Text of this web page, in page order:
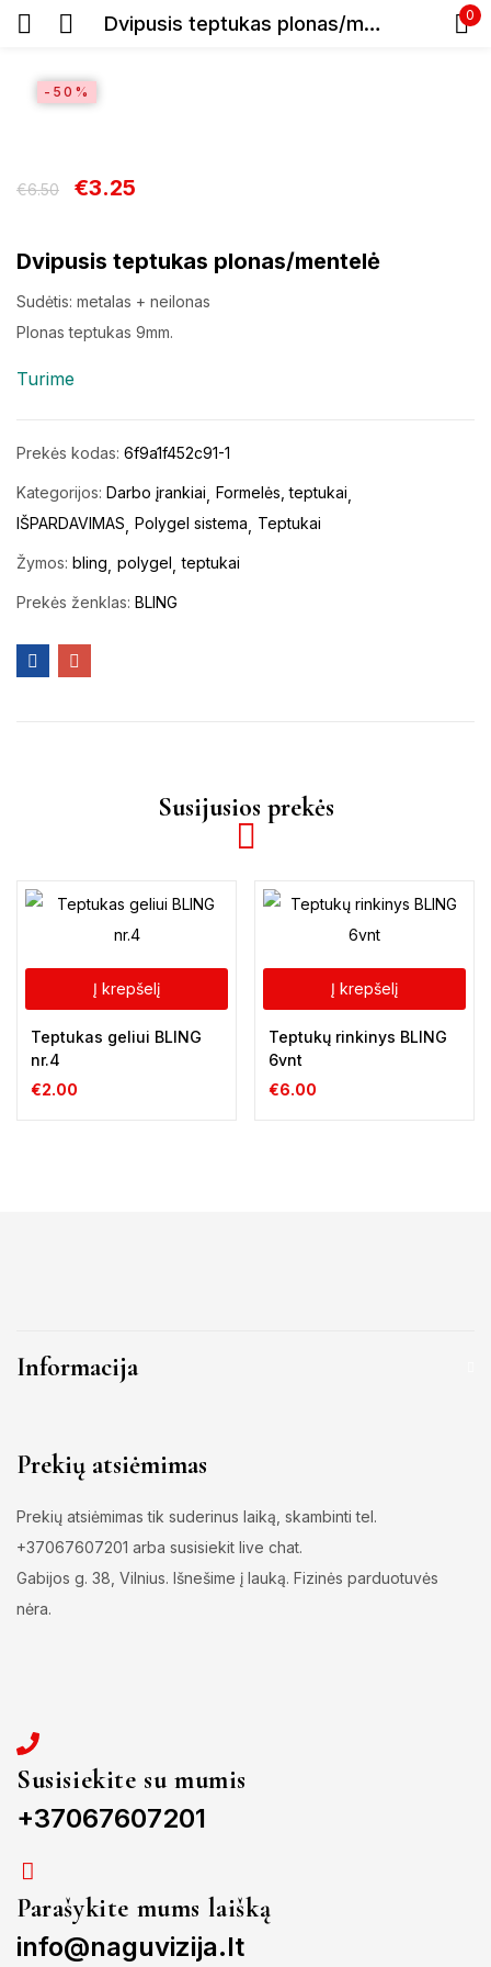
Dvipusis teptukas plonas/mentelė 0
-50%
€6.50 €3.25
Dvipusis teptukas plonas/mentelė
Sudėtis: metalas + neilonas
Plonas teptukas 9mm.
Turime
Prekės kodas: 6f9a1f452c91-1
Kategorijos: Darbo įrankiai Formelės, teptukai
IŠPARDAVIMAS Polygel sistema Teptukai
Žymos: bling polygel teptukai
Prekės ženklas: BLING
Susijusios prekės
Į krepšelį
Teptukas geliui BLING
nr.4
€2.00
Į krepšelį
Teptukų rinkinys BLING
6vnt
€6.00
Informacija
Prekių atsiėmimas
Prekių atsiėmimas tik suderinus laiką, skambinti tel.
+37067607201 arba susisiekit live chat.
Gabijos g. 38, Vilnius. Išnešime į lauką. Fizinės parduotuvės
nėra.
Susisiekite su mumis
+37067607201
Parašykite mums laišką
info@naguvizija.lt
Prisiminti slaptažodį
Pamiršote slaptažodį?